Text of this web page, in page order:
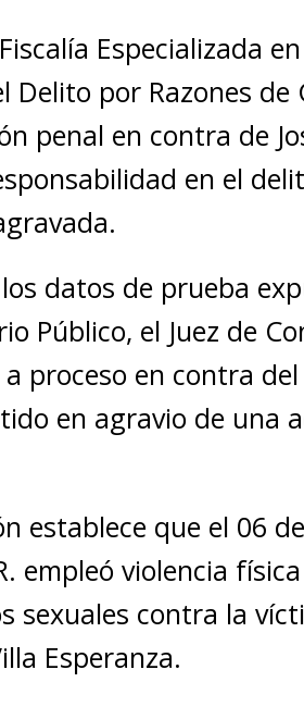
Especializada
Delito por Razones de
penal en contra de
en el
datos de prueba
Público, el Juez de
proceso en contra
en agravio de una
establece que el 06
empleó violencia
sexuales contra la
Esperanza.